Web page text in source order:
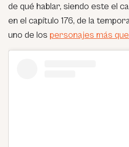
de qué hablar, siendo este el
en el capítulo 176, de la
uno de los personajes más